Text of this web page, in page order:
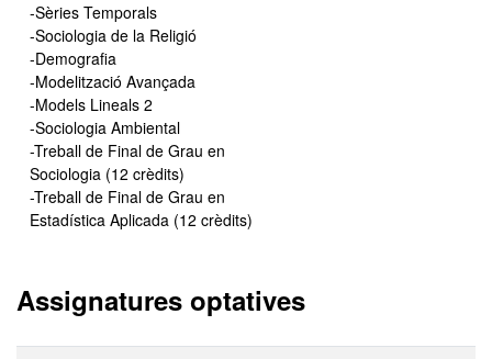
-Sèries Temporals
-Sociologia de la Religió
-Demografia
-Modelització Avançada
-Models Lineals 2
-Sociologia Ambiental
-Treball de Final de Grau en
Sociologia (12 crèdits)
-Treball de Final de Grau en
Estadística Aplicada (12 crèdits)
Assignatures optatives